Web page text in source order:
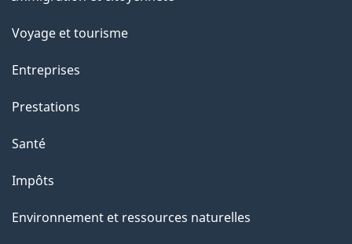
p
a
g
e
Voyage et tourisme
Entreprises
Prestations
Santé
Impôts
Environnement et ressources naturelles